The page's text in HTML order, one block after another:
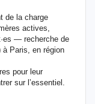
de la charge
actives,
— recherche de
Paris, en région
pour leur
sur l’essentiel.